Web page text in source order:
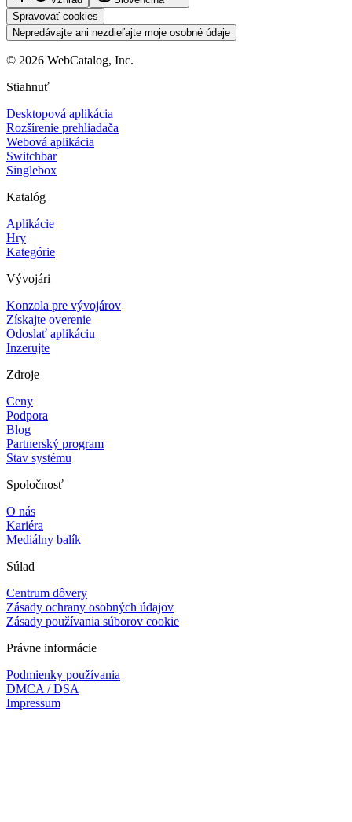
Spravovať cookies
Nepredávajte ani nezdieľajte moje osobné údaje
© 2026 WebCatalog, Inc.
Stiahnuť
Desktopová aplikácia
Rozšírenie prehliadača
Webová aplikácia
Switchbar
Singlebox
Katalóg
Aplikácie
Hry
Kategórie
Vývojári
Konzola pre vývojárov
Získajte overenie
Odoslať aplikáciu
Inzerujte
Zdroje
Ceny
Podpora
Blog
Partnerský program
Stav systému
Spoločnosť
O nás
Kariéra
Mediálny balík
Súlad
Centrum dôvery
Zásady ochrany osobných údajov
Zásady používania súborov cookie
Právne informácie
Podmienky používania
DMCA / DSA
Impressum